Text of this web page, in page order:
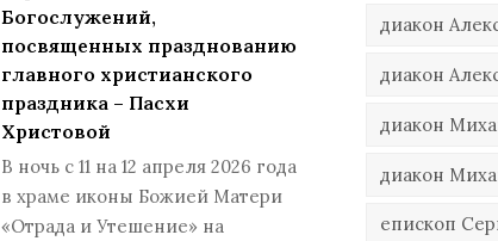
Богослужений,
посвященных празднованию
главного христианского
праздника – Пасхи
Христовой
В ночь с 11 на 12 апреля 2026 года
в храме иконы Божией Матери
«Отрада и Утешение» на
диакон
диакон
диакон
диакон
епископ